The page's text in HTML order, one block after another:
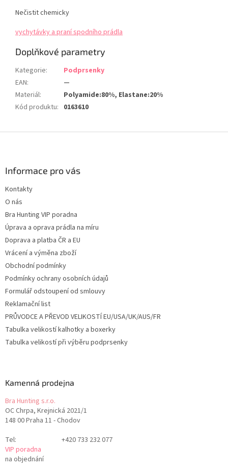
Nečistit chemicky
vychytávky a praní spodního prádla
Doplňkové parametry
Kategorie:
Podprsenky
EAN:
—
Materiál:
Polyamide:80%, Elastane:20%
Kód produktu: 0163610
Informace pro vás
Kontakty
O nás
Bra Hunting VIP poradna
Úprava a oprava prádla na míru
Doprava a platba ČR a EU
Vrácení a výměna zboží
Obchodní podmínky
Podmínky ochrany osobních údajů
Formulář odstoupení od smlouvy
Reklamační list
PRŮVODCE A PŘEVOD VELIKOSTÍ EU/USA/UK/AUS/FR
Tabulka velikostí kalhotky a boxerky
Tabulka velikostí při výběru podprsenky
Kamenná prodejna
Bra Hunting s.r.o.
OC Chrpa, Krejnická 2021/1
148 00 Praha 11 - Chodov
Tel:
+420 733 232 077
VIP poradna
na objednání